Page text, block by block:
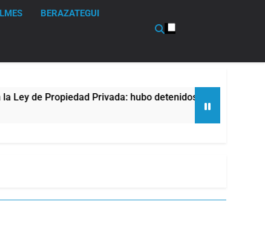
BERAZATEGUI
Privada: hubo detenidos y enfrentamientos